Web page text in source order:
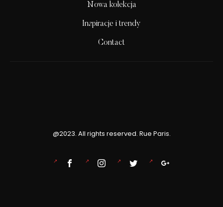
Nowa kolekcja
Inspiracje i trendy
Contact
@2023. All rights reserved. Rue Paris.